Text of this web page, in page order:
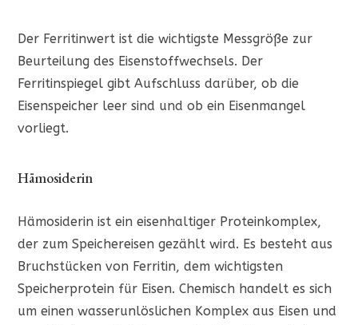
Der Ferritinwert ist die wichtigste Messgröße zur
Beurteilung des Eisenstoffwechsels. Der
Ferritinspiegel gibt Aufschluss darüber, ob die
Eisenspeicher leer sind und ob ein Eisenmangel
vorliegt.
Hämosiderin
Hämosiderin ist ein eisenhaltiger Proteinkomplex,
der zum Speichereisen gezählt wird. Es besteht aus
Bruchstücken von Ferritin, dem wichtigsten
Speicherprotein für Eisen. Chemisch handelt es sich
um einen wasserunlöslichen Komplex aus Eisen und